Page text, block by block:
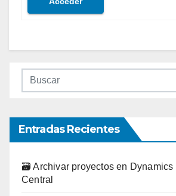
Entradas Recientes
🗃️ Archivar proyectos en Dynamics
Central